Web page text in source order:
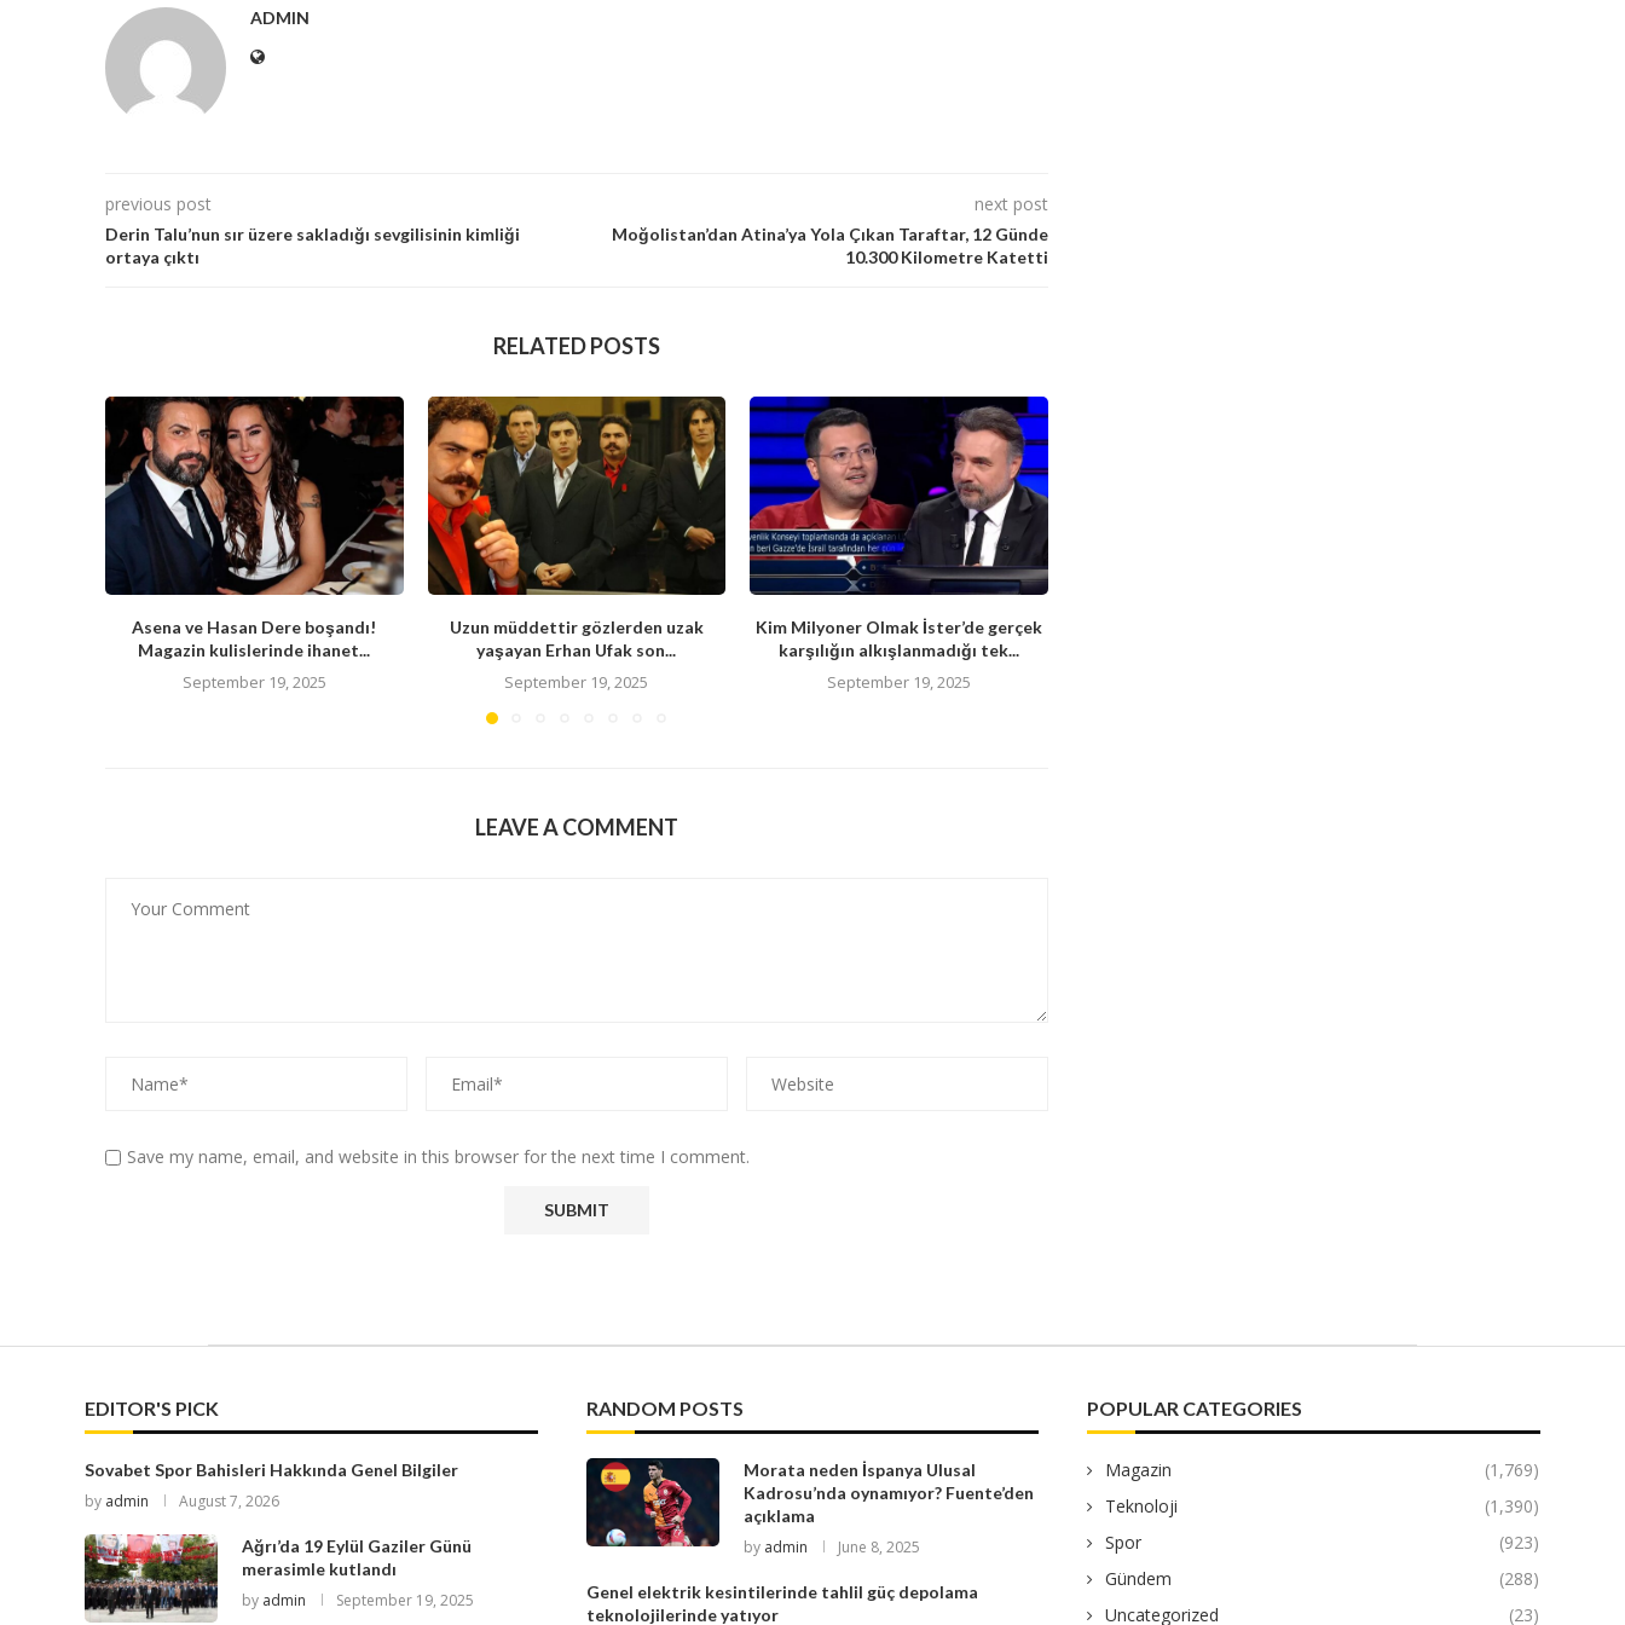
ADMIN
previous post
Derin Talu’nun sır üzere sakladığı sevgilisinin kimliği
ortaya çıktı
next post
Moğolistan’dan Atina’ya Yola Çıkan Taraftar, 12 Günde
10.300 Kilometre Katetti
RELATED POSTS
Asena ve Hasan Dere boşandı!
Magazin kulislerinde ihanet...
September 19, 2025
Uzun müddettir gözlerden uzak
yaşayan Erhan Ufak son...
September 19, 2025
Kim Milyoner Olmak İster’de gerçek
karşılığın alkışlanmadığı tek...
September 19, 2025
LEAVE A COMMENT
Save my name, email, and website in this browser for the next time I comment.
EDITOR'S PICK
Sovabet Spor Bahisleri Hakkında Genel Bilgiler
by admin August 7, 2026
Ağrı’da 19 Eylül Gaziler Günü
merasimle kutlandı
by admin September 19, 2025
RANDOM POSTS
Morata neden İspanya Ulusal
Kadrosu’nda oynamıyor? Fuente’den
açıklama
by admin June 8, 2025
Genel elektrik kesintilerinde tahlil güç depolama
teknolojilerinde yatıyor
POPULAR CATEGORIES
Magazin
(1,769)
Teknoloji
(1,390)
Spor
(923)
Gündem
(288)
Uncategorized
(23)